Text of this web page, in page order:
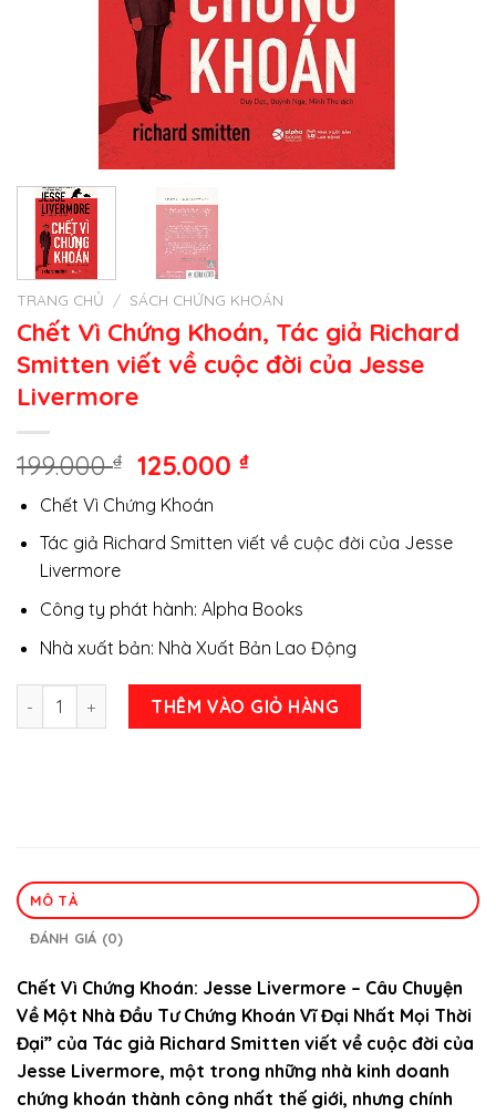
TRANG CHỦ / SÁCH CHỨNG KHOÁN
Chết Vì Chứng Khoán, Tác giả Richard
Smitten viết về cuộc đời của Jesse
Livermore
199.000₫
Giá
gốc
là:
199.000 ₫.
125.000₫Giá
là:
Chết Vì Chứng Khoán
Tác giả Richard Smitten viết về cuộc đời của Jesse
Livermore
Công ty phát hành: Alpha Books
Nhà xuất bản: Nhà Xuất Bản Lao Động
Chết Vì Chứng Khoán, Tác giả Richard Smitten viết về
THÊM VÀO GIỎ HÀNG
MÔ TẢ
ĐÁNH GIÁ (0)
Chết Vì Chứng Khoán: Jesse Livermore – Câu Chuyện
Về Một Nhà Đầu Tư Chứng Khoán Vĩ Đại Nhất Mọi Thời
Đại” của Tác giả Richard Smitten viết về cuộc đời của
Jesse Livermore, một trong những nhà kinh doanh
chứng khoán thành công nhất thế giới, nhưng chính